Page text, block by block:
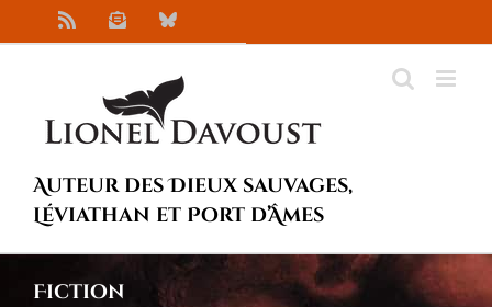
au
NewsletterBluesky
Auteur des Dieux sauvages,
Léviathan et Port d’Âmes
Fiction